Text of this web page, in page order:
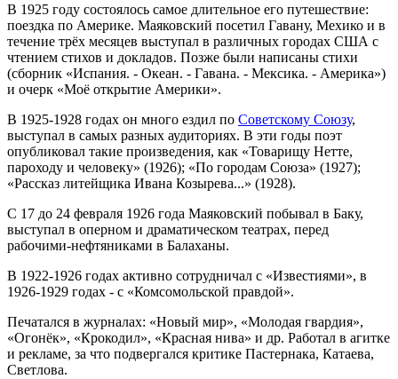
В 1925 году состоялось самое длительное его путешествие:
поездка по Америке. Маяковский посетил Гавану, Мехико и в
течение трёх месяцев выступал в различных городах США с
чтением стихов и докладов. Позже были написаны стихи
(сборник «Испания. - Океан. - Гавана. - Мексика. - Америка»)
и очерк «Моё открытие Америки».
В 1925-1928 годах он много ездил по Советскому Союзу,
выступал в самых разных аудиториях. В эти годы поэт
опубликовал такие произведения, как «Товарищу Нетте,
пароходу и человеку» (1926); «По городам Союза» (1927);
«Рассказ литейщика Ивана Козырева...» (1928).
С 17 до 24 февраля 1926 года Маяковский побывал в Баку,
выступал в оперном и драматическом театрах, перед
рабочими-нефтяниками в Балаханы.
В 1922-1926 годах активно сотрудничал с «Известиями», в
1926-1929 годах - с «Комсомольской правдой».
Печатался в журналах: «Новый мир», «Молодая гвардия»,
«Огонёк», «Крокодил», «Красная нива» и др. Работал в агитке
и рекламе, за что подвергался критике Пастернака, Катаева,
Светлова.